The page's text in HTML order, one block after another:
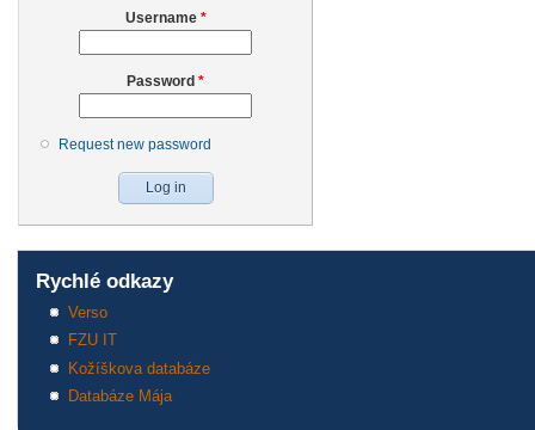
Username *
Password *
Request new password
Rychlé odkazy
Verso
FZU IT
Kožíškova databáze
Databáze Mája